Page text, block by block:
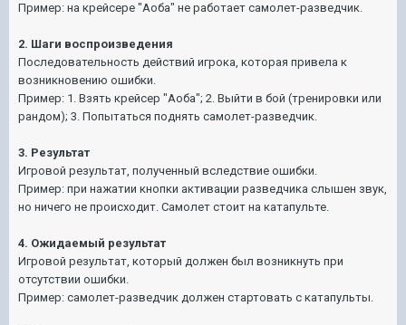
Пример: на крейсере "Аоба" не работает самолет-разведчик.
2. Шаги воспроизведения
Последовательность действий игрока, которая привела к
возникновению ошибки.
Пример: 1. Взять крейсер "Аоба"; 2. Выйти в бой (тренировки или
рандом); 3. Попытаться поднять самолет-разведчик.
3. Результат
Игровой результат, полученный вследствие ошибки.
Пример: при нажатии кнопки активации разведчика слышен звук,
но ничего не происходит. Самолет стоит на катапульте.
4. Ожидаемый результат
Игровой результат, который должен был возникнуть при
отсутствии ошибки.
Пример: самолет-разведчик должен стартовать с катапульты.